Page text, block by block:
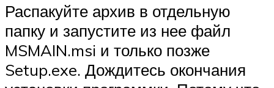
Распакуйте архив в отдельную
папку и запустите из нее файл
MSMAIN.msi и только позже
Setup.exe. Дождитесь окончания